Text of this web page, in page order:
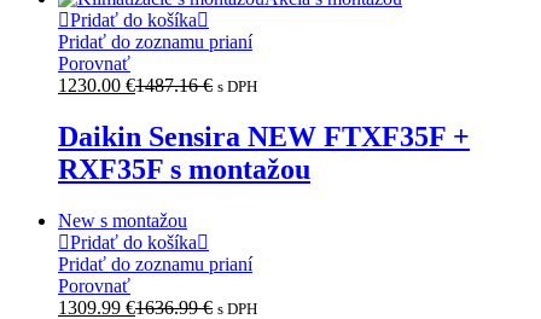
Pridať do košíka
Pridať do zoznamu prianí
Porovnať
1230.00 €1487.16€ s DPH
Daikin Sensira NEW FTXF35F +
RXF35F s montažou
New s montažou
Pridať do košíka
Pridať do zoznamu prianí
Porovnať
1309.99 €1636.99€ s DPH